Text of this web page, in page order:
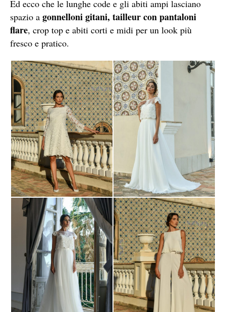
Ed ecco che le lunghe code e gli abiti ampi lasciano
spazio a gonnelloni gitani, tailleur con pantaloni
flare, crop top e abiti corti e midi per un look più
fresco e pratico.